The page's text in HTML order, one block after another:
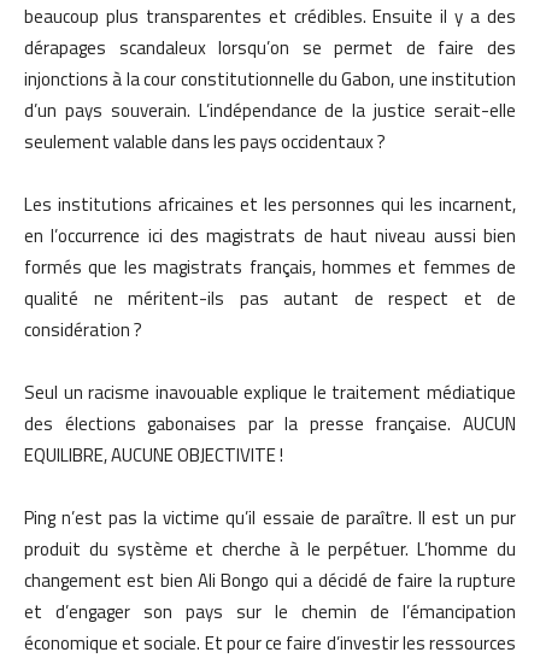
beaucoup plus transparentes et crédibles. Ensuite il y a des
dérapages scandaleux lorsqu’on se permet de faire des
injonctions à la cour constitutionnelle du Gabon, une institution
d’un pays souverain. L’indépendance de la justice serait-elle
seulement valable dans les pays occidentaux ?
Les institutions africaines et les personnes qui les incarnent,
en l’occurrence ici des magistrats de haut niveau aussi bien
formés que les magistrats français, hommes et femmes de
qualité ne méritent-ils pas autant de respect et de
considération ?
Seul un racisme inavouable explique le traitement médiatique
des élections gabonaises par la presse française. AUCUN
EQUILIBRE, AUCUNE OBJECTIVITE !
Ping n’est pas la victime qu’il essaie de paraître. Il est un pur
produit du système et cherche à le perpétuer. L’homme du
changement est bien Ali Bongo qui a décidé de faire la rupture
et d’engager son pays sur le chemin de l’émancipation
économique et sociale. Et pour ce faire d’investir les ressources